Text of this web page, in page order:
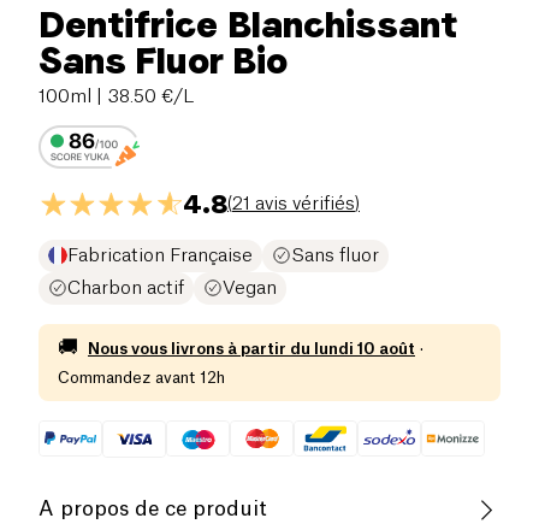
Dentifrice Blanchissant
Sans Fluor Bio
100ml | 38.50 €/L
4.8(21 avis vérifiés)
Fabrication Française
Sans fluor
Charbon actif
Vegan
🚚 Nous vous livrons à partir du lundi 10 août ·
Commandez avant 12h
A propos de ce produit